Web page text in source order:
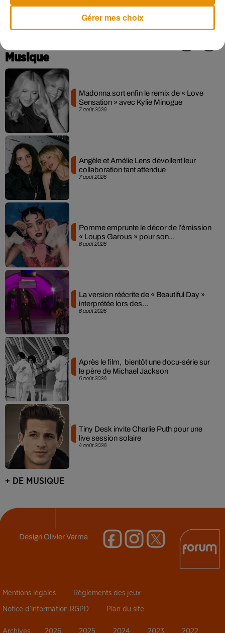
arrêter de fumer.
Musique
7 août 2026
Madonna sort enfin le remix de « Love
Sensation » avec Kylie Minogue
7 août 2026
Angèle et Amélie Lens dévoilent leur
collaboration tant attendue
6 août 2026
Pomme emprunte le décor de l’émission
« Loups Garous » pour son...
6 août 2026
La version réécrite de « Beautiful Day »
interprétée lors des...
5 août 2026
Après le film, bientôt une docu-série sur
le père de Michael Jackson
4 août 2026
Tiny Desk invite Charlie Puth pour une
live session solaire
+ DE MUSIQUE
DesignOlivier Varma
Mentions légales Règlements des jeux
Notice d’information RGPD Plan du site
Archives 2026 2025 2024 2023 2022
Gérer mes choix